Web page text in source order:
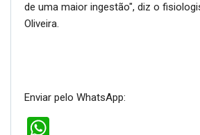
de uma maior ingestão", diz o
Oliveira.
Enviar pelo WhatsApp: